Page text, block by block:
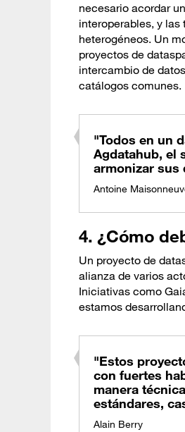
necesario acordar
interoperables, y
heterogéneos. Un
proyectos de
intercambio de
catálogos comunes.
"Todos en un
Agdatahub, el
armonizar sus
Antoine
4. ¿Cómo
Un proyecto de
alianza de varios
Iniciativas como
estamos
"Estos
con fuertes
manera
estándares,
Alain Berry